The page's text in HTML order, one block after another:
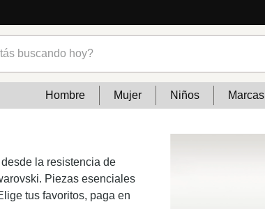
Hombre Mujer Niños Marcas
la resistencia de
Piezas esenciales
tus favoritos, paga en